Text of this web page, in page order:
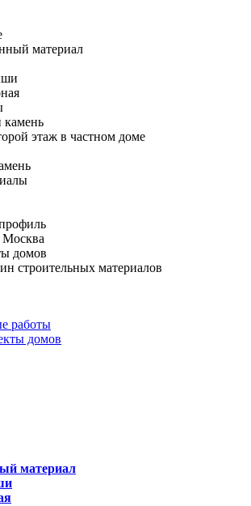
материал
камень
этаж в частном доме
Москва
домов
строительных материалов
работы
домов
материал